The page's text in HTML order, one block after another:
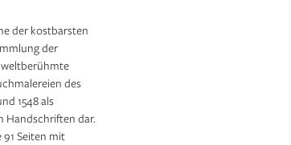
der kostbarsten
der
weltberühmte
des
1548 als
Handschriften dar.
91 Seiten mit